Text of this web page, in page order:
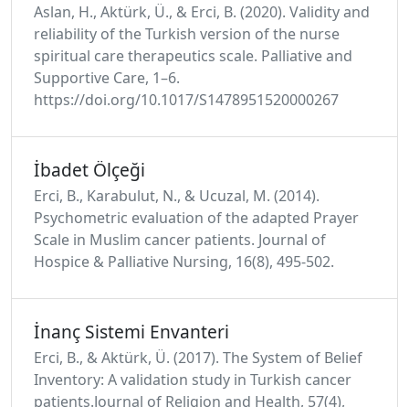
Aslan, H., Aktürk, Ü., & Erci, B. (2020). Validity and
reliability of the Turkish version of the nurse
spiritual care therapeutics scale. Palliative and
Supportive Care, 1–6.
https://doi.org/10.1017/S1478951520000267
İbadet Ölçeği
Erci, B., Karabulut, N., & Ucuzal, M. (2014).
Psychometric evaluation of the adapted Prayer
Scale in Muslim cancer patients. Journal of
Hospice & Palliative Nursing, 16(8), 495-502.
İnanç Sistemi Envanteri
Erci, B., & Aktürk, Ü. (2017). The System of Belief
Inventory: A validation study in Turkish cancer
patients.Journal of Religion and Health, 57(4),